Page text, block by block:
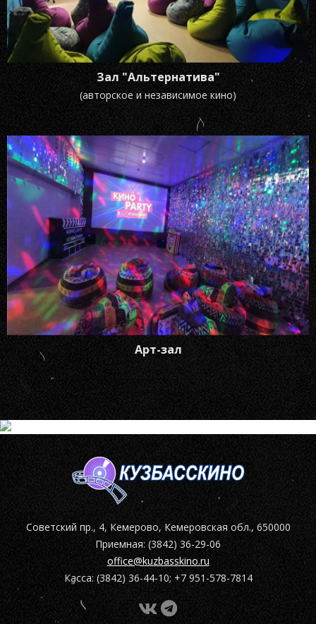
Зал "Альтернатива"
(авторское и независимое кино)
Арт-зал
Советский пр., 4, Кемерово, Кемеровская обл., 650000
Приемная: (3842) 36-29-06
office@kuzbasskino.ru
Касса: (3842) 36-44-10; +7 951-578-7814